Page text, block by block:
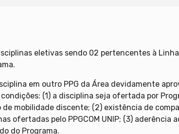
eletivas sendo 02 pertencentes à
em outro PPG da Área devidamente
(1) a disciplina seja ofertada por
mobilidade discente; (2) existência de
ofertadas pelo PPGCOM UNIP; (3) aderência
do Programa.